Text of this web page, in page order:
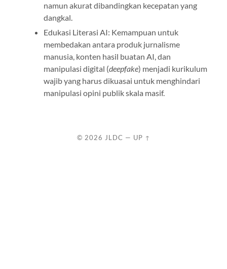
namun akurat dibandingkan kecepatan yang
dangkal.
Edukasi Literasi AI: Kemampuan untuk
membedakan antara produk jurnalisme
manusia, konten hasil buatan AI, dan
manipulasi digital (deepfake) menjadi kurikulum
wajib yang harus dikuasai untuk menghindari
manipulasi opini publik skala masif.
© 2026 JLDC — UP ↑